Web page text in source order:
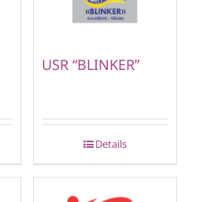
USR “BLINKER”
Details